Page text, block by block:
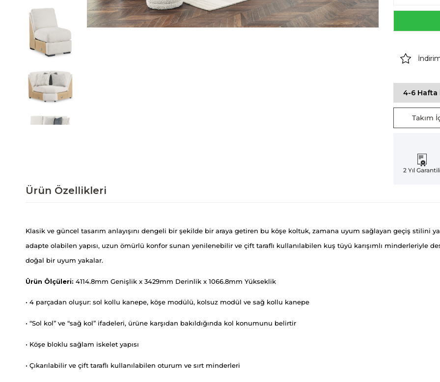
4-6 Hafta
Takım
2 Yıl Garantili
Ürün Özellikleri
Klasik ve güncel tasarım anlayışını dengeli bir şekilde bir araya getiren bu köşe koltuk, zamana uyum sağlayan geçiş stilini
adapte olabilen yapısı, uzun ömürlü konfor sunan yenilenebilir ve çift taraflı kullanılabilen kuş tüyü karışımlı minderleriyle
doğal bir uyum yakalar.
Ürün Ölçüleri: 4114.8mm Genişlik x 3429mm Derinlik x 1066.8mm Yükseklik
• 4 parçadan oluşur: sol kollu kanepe, köşe modülü, kolsuz modül ve sağ kollu kanepe
• “Sol kol” ve “sağ kol” ifadeleri, ürüne karşıdan bakıldığında kol konumunu belirtir
• Köşe bloklu sağlam iskelet yapısı
• Çıkarılabilir ve çift taraflı kullanılabilen oturum ve sırt minderleri